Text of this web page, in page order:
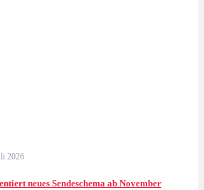
2026
neues Sendeschema ab November